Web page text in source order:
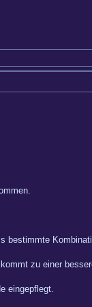
zu einer
eingepflegt.